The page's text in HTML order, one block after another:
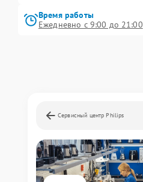
Время работы
Ежедневно с 9:00 до 21:00
Сервисный центр Philips